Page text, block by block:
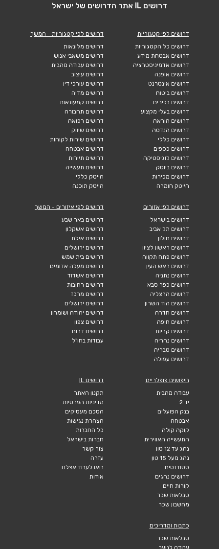
דרושים IL אתר הדרושים של ישראל
דרושים לפי קטגוריות
דרושים כל הקטגוריות
דרושים אבטחת מידע
דרושים אדמיניסטרציה
דרושים אופנה
דרושים אינטרנט
דרושים ביטוח
דרושים בכירים
דרושים בעלי מקצוע
דרושים הוראה
דרושים הנדסה
דרושים כללי
דרושים כספים
דרושים לוגיסטיקה
דרושים ביוטק
דרושים מכירות
הייטק חומרה
דרושים לפי קטגוריות - המשך
דרושים מלונאות
דרושים משאבי אנוש
דרושים עבודה מהבית
דרושים עיצוב
דרושים עורכי דין
דרושים מדיה
דרושים קמעונאות
דרושים תחבורה
דרושים רפואה
דרושים שיווק
דרושים שירות לקוחות
דרושים אבטחה
דרושים תיירות
דרושים תעשייה
הייטק כללי
הייטק תוכנה
דרושים לפי אזורים
דרושים בישראל
דרושים תל אביב
דרושים חולון
דרושים ראשון לציון
דרושים פתח תקווה
דרושים ראש העין
דרושים נתניה
דרושים כפר סבא
דרושים הרצליה
דרושים הוד השרון
דרושים חדרה
דרושים חיפה
דרושים קריות
דרושים נהריה
דרושים טבריה
דרושים עפולה
דרושים לפי איזורים - המשך
דרושים באר שבע
דרושים אשקלון
דרושים אילת
דרושים ירושלים
דרושים בית שמש
דרושים מעלה אדומים
דרושים אשדוד
דרושים רחובות
דרושים מרכז
דרושים ירושלים
דרושים יהודה ושומרון
דרושים צפון
דרושים דרום
עבודות בחו"ל
חיפושים פופלריים
עבודה מהבית
יד 2
בנק הפועלים
אבטחה
קוקה קולה
התעשייה האווירית
נהג עד 12 טון
נהג מעל 15 טון
סטודנטים
דרושים נהגים
קורות חיים
טבלאות שכר
מחשבון שכר
דרושים IL
תקנון האתר
מדיניות הפרטיות
הסכם מעסיקים
הצהרת נגישות
כל החברות
חברות בישראל
צור קשר
עזרה
בואו לעבוד אצלנו
אודות
כתבות ומדריכים
טבלאות שכר
עבודה לנוער